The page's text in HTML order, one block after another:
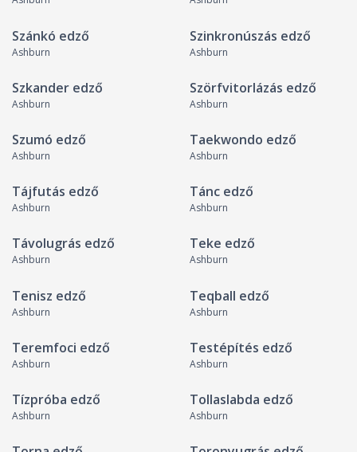
Szánkó edző
Ashburn
Szinkronúszás edző
Ashburn
Szkander edző
Ashburn
Szörfvitorlázás edző
Ashburn
Szumó edző
Ashburn
Taekwondo edző
Ashburn
Tájfutás edző
Ashburn
Tánc edző
Ashburn
Távolugrás edző
Ashburn
Teke edző
Ashburn
Tenisz edző
Ashburn
Teqball edző
Ashburn
Teremfoci edző
Ashburn
Testépítés edző
Ashburn
Tízpróba edző
Ashburn
Tollaslabda edző
Ashburn